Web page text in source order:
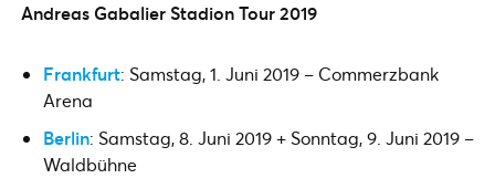
Andreas Gabalier Stadion Tour 2019
Frankfurt: Samstag, 1. Juni 2019 – Commerzbank
Arena
Berlin: Samstag, 8. Juni 2019 + Sonntag, 9. Juni 2019 –
Waldbühne